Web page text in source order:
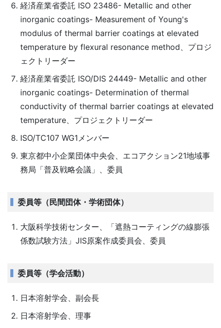
経済産業省委託 ISO 23486- Metallic and other
inorganic coatings- Measurement of Young's
modulus of thermal barrier coatings at elevated
temperature by flexural resonance method、プロジ
ェクトリーダー
経済産業省委託 ISO/DIS 24449- Metallic and other
inorganic coatings- Determination of thermal
conductivity of thermal barrier coatings at elevated
temperature、プロジェクトリーダー
ISO/TC107 WG1メンバー
東京都中小企業団体中央会、エコアクション21地域事
務局「普及戦略会議」、委員
委員等（民間団体・学術団体）
大阪科学技術センター、「遮熱コーティングの線膨張
係数試験方法」JIS原案作成委員会、委員
委員等（学会活動）
日本溶射学会、副会長
日本溶射学会、理事